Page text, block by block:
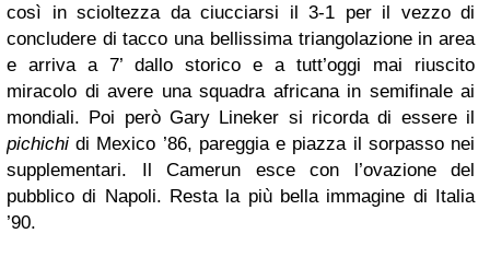
così in scioltezza da ciucciarsi il 3-1 per il vezzo di
concludere di tacco una bellissima triangolazione in area
e arriva a 7’ dallo storico e a tutt’oggi mai riuscito
miracolo di avere una squadra africana in semifinale ai
mondiali. Poi però Gary Lineker si ricorda di essere il
pichichi di Mexico ’86, pareggia e piazza il sorpasso nei
supplementari. Il Camerun esce con l’ovazione del
pubblico di Napoli. Resta la più bella immagine di Italia
’90.